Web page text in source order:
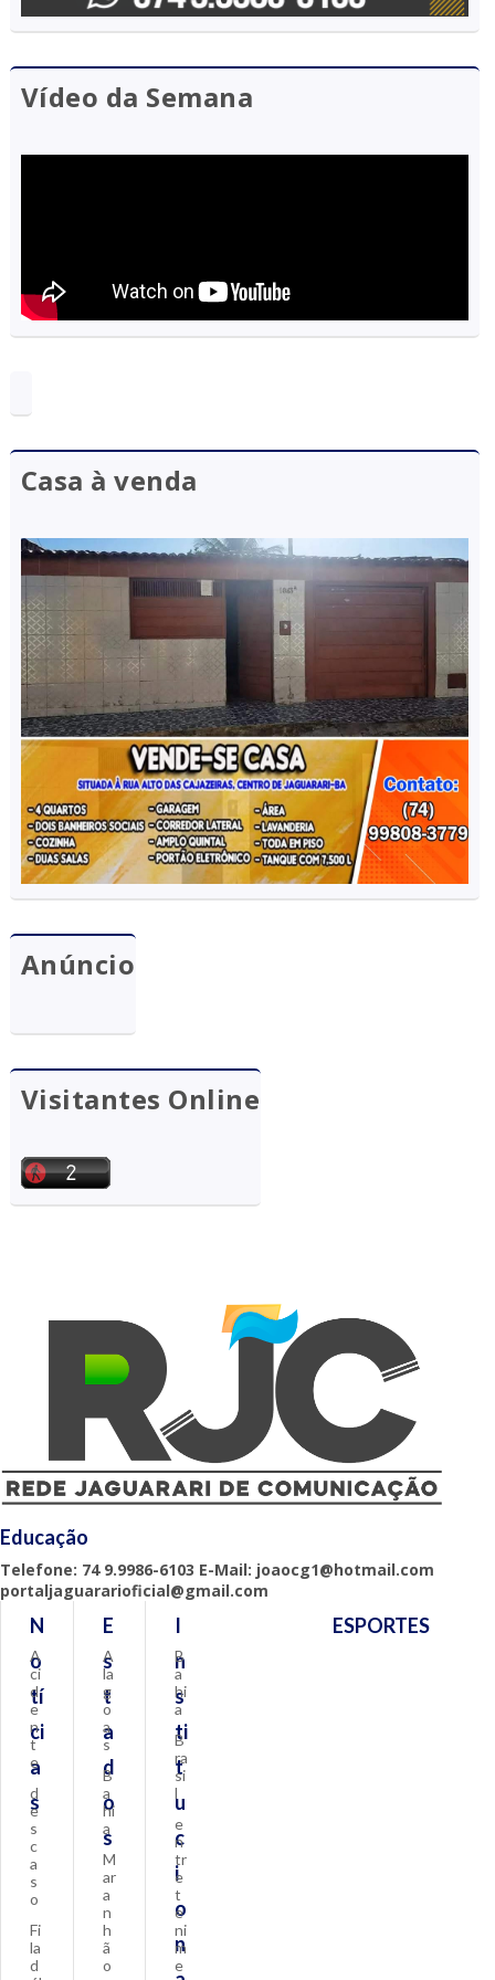
Vídeo da Semana
Casa à venda
Anúncio
Visitantes Online
Educação
Telefone: 74 9.9986-6103 E-Mail: joaocg1@hotmail.com
portaljaguararioficial@gmail.com
N
o
tí
ci
a
s
A
ci
d
e
n
t
e
d
e
s
c
a
s
o
Fi
la
d
E
s
t
a
d
o
s
A
la
g
o
a
s
B
a
hi
a
M
ar
a
n
h
ã
o
I
n
s
ti
t
u
c
i
o
n
B
a
hi
a
B
ra
si
l
e
n
tr
e
t
e
ni
m
e
ESPORTES